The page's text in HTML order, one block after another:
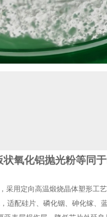
氧化铝抛光粉等同
用定向高温煅烧晶体塑形工
配硅片、磷化铟、砷化镓、